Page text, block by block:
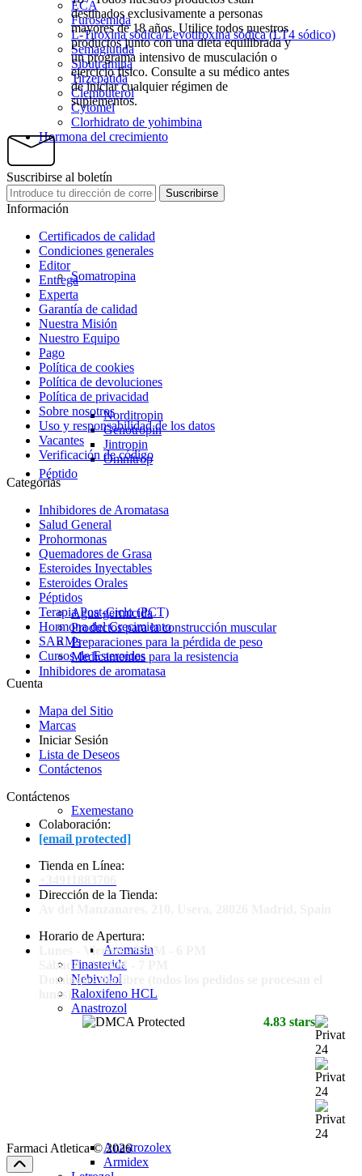
ECA
Furosemida
L-Tiroxina sódica/Levotiroxina sódica (LT4 sódico)
Semaglutida
Sibutramina
Tirzepatida
Clembuterol
Cytomel
Clorhidrato de yohimbina
Hormona del crecimiento
Somatropina
Norditropin
Genotropin
Jintropin
Omnitrop
Péptido
Agua germicida
Productos para la construcción muscular
Preparaciones para la pérdida de peso
Medicamentos para la resistencia
Inhibidores de aromatasa
Exemestano
Aromasin
Finasterida
Nebivolol
Raloxifeno HCL
Anastrozol
Anastrozolex
Armidex
destinados exclusivamente a personas
mayores de 18 años. Utilice todos nuestros
productos junto con una dieta equilibrada y
un programa intensivo de musculación o
ejercicio físico. Consulte a su médico antes
de iniciar cualquier régimen de
suplementos.
Suscribirse al boletín
Suscribirse
Información
Certificados de calidad
Condiciones generales
Editor
Entrega
Experta
Garantía de calidad
Nuestra Misión
Nuestro Equipo
Pago
Política de cookies
Política de devoluciones
Política de privacidad
Sobre nosotros
Uso y responsabilidad de los datos
Vacantes
Verificación de código
Categorías
Inhibidores de Aromatasa
Salud General
Prohormonas
Quemadores de Grasa
Esteroides Inyectables
Esteroides Orales
Péptidos
Terapia Post-Ciclo (PCT)
Hormona del Crecimiento
SARMs
Cursos de Esteroides
Cuenta
Mapa del Sitio
Marcas
Iniciar Sesión
Lista de Deseos
Contáctenos
Contáctenos
Colaboración:
[email protected]
Tienda en Línea:
Dirección de la Tienda:
Horario de Apertura:
Lunes - Viernes - 9 AM - 6 PM
Sábado - 10 AM - 7 PM
Domingo - día libre (todos los pedidos se procesan el
lunes)
4.83 stars
Farmaci Atletica © 2026